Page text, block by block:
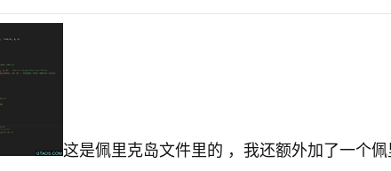
这是佩里克岛文件里的 ，我还额外加了一个